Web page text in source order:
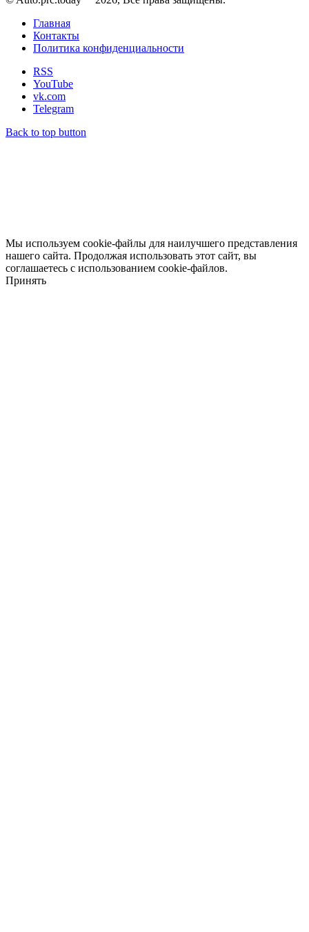
Главная
Контакты
Политика конфиденциальности
RSS
YouTube
vk.com
Telegram
Back to top button
Мы используем cookie-файлы для наилучшего представления
нашего сайта. Продолжая использовать этот сайт, вы
соглашаетесь с использованием cookie-файлов.
Принять